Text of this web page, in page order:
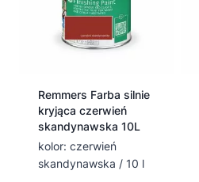
Remmers Farba silnie
kryjąca czerwień
skandynawska 10L
kolor: czerwień
skandynawska / 10 l